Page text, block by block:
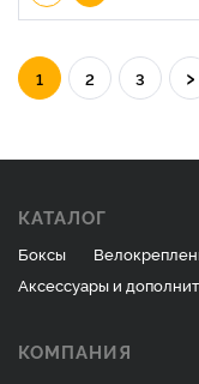
1 2 3 ›
КАТАЛОГ
Боксы
Аксессуары и
КОМПАНИЯ